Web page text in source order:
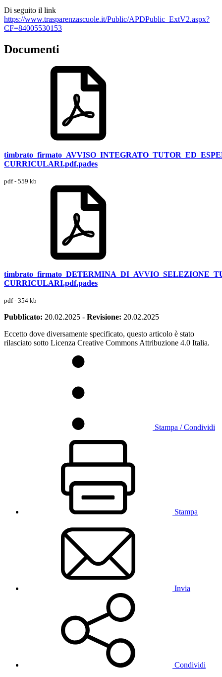
Di seguito il link
https://www.trasparenzascuole.it/Public/APDPublic_ExtV2.aspx?
CF=84005530153
Documenti
CURRICULARI.pdf.pades
pdf - 559 kb
CURRICULARI.pdf.pades
pdf - 354 kb
Pubblicato: 20.02.2025 - Revisione: 20.02.2025
Eccetto dove diversamente specificato, questo articolo è stato
rilasciato sotto Licenza Creative Commons Attribuzione 4.0 Italia.
Stampa / Condividi
Stampa
Invia
Condividi